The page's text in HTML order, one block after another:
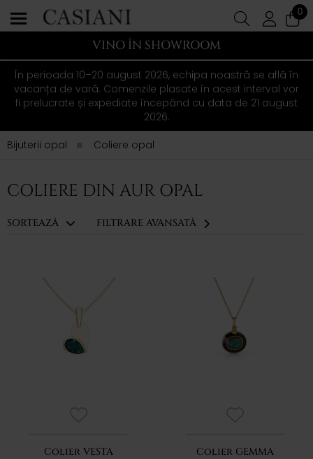
0
VINO ÎN SHOWROOM
În perioada 10–20 august 2026, echipa noastră se află în
vacanța de vară. Comenzile plasate în acest interval vor
fi prelucrate și expediate începând cu data de 21 august
2026.
Bijuterii opal
Coliere opal
COLIERE DIN AUR OPAL
SORTEAZĂ FILTRARE AVANSATĂ
Colier VESTA Colier GEMMA